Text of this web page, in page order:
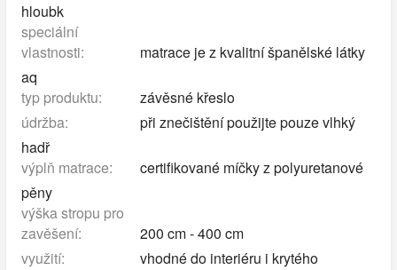
hloubk
speciální
vlastnosti:
matrace je z kvalitní španělské látky
aq
typ produktu:
závěsné křeslo
údržba:
při znečištění použijte pouze vlhký
hadř
výplň matrace:
certifikované míčky z polyuretanové
pěny
výška stropu pro
zavěšení:
200 cm - 400 cm
využití:
vhodné do interiéru i krytého